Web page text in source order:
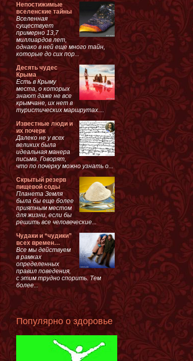
Непостижимые
вселенские тайны
Вселенная
существует
примерно 13,7
миллиардов лет,
однако в ней еще много тайн,
которые до сих пор...
Десять чудес
Крыма
Есть в Крыму
места, о которых
знают даже не все
крымчане, их нет в
туристических маршрутах....
Известные люди и
их почерк
Далеко не у всех
великих была
идеальная манера
письма. Говорят,
что по почерку можно узнать о...
Скрытый резерв
пищевой соды
Планета Земля
была бы еще более
приятным местом
для жизни, если бы
решить все человеческие...
Чудаки и “чудики”
всех времен…
Все мы действуем
в рамках
определенных
правил поведения,
с этим трудно спорить. Тем
более...
Популярно о здоровье